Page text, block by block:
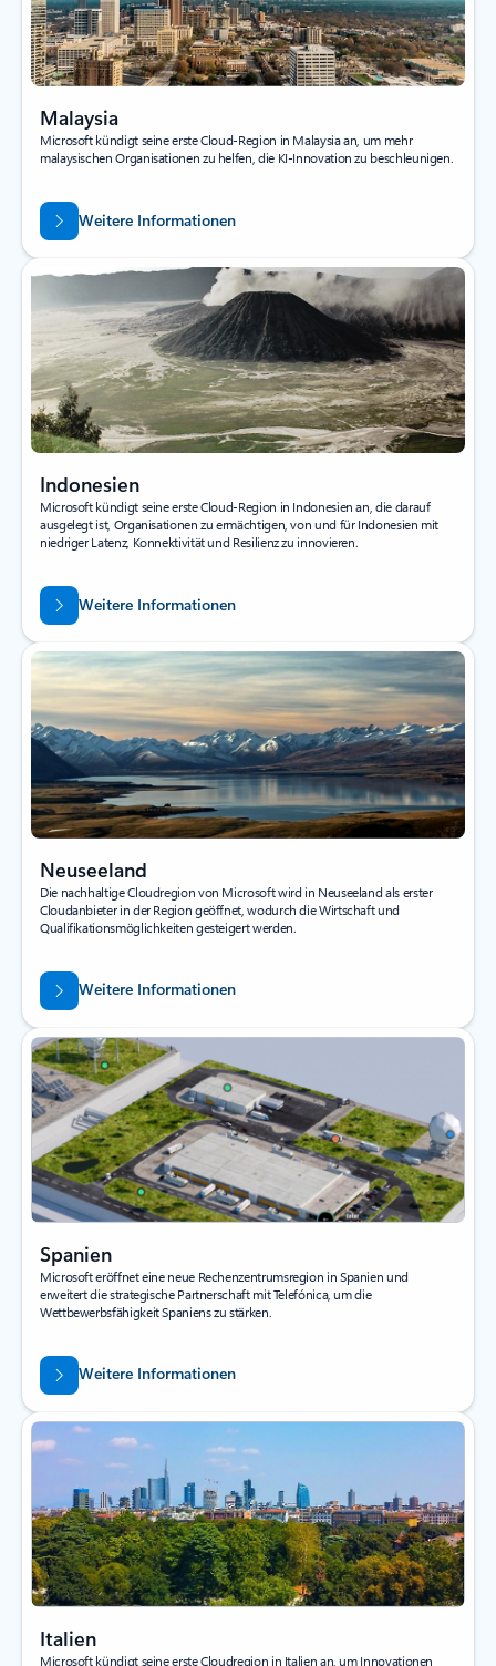
Malaysia
Microsoft kündigt seine erste Cloud-Region in Malaysia an, um mehr
malaysischen Organisationen zu helfen, die KI-Innovation zu beschleunigen.
Weitere Informationen
Indonesien
Microsoft kündigt seine erste Cloud-Region in Indonesien an, die darauf
ausgelegt ist, Organisationen zu ermächtigen, von und für Indonesien mit
niedriger Latenz, Konnektivität und Resilienz zu innovieren.
Weitere Informationen
Neuseeland
Die nachhaltige Cloudregion von Microsoft wird in Neuseeland als erster
Cloudanbieter in der Region geöffnet, wodurch die Wirtschaft und
Qualifikationsmöglichkeiten gesteigert werden.
Weitere Informationen
Spanien
Microsoft eröffnet eine neue Rechenzentrumsregion in Spanien und
erweitert die strategische Partnerschaft mit Telefónica, um die
Wettbewerbsfähigkeit Spaniens zu stärken.
Weitere Informationen
Italien
Microsoft kündigt seine erste Cloudregion in Italien an, um Innovationen